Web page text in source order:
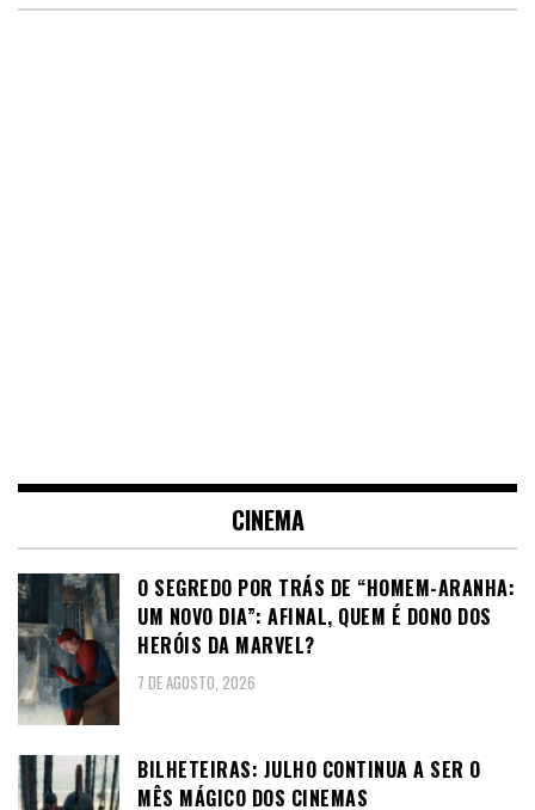
CINEMA
O SEGREDO POR TRÁS DE “HOMEM-ARANHA:
UM NOVO DIA”: AFINAL, QUEM É DONO DOS
HERÓIS DA MARVEL?
7 DE AGOSTO, 2026
BILHETEIRAS: JULHO CONTINUA A SER O
MÊS MÁGICO DOS CINEMAS